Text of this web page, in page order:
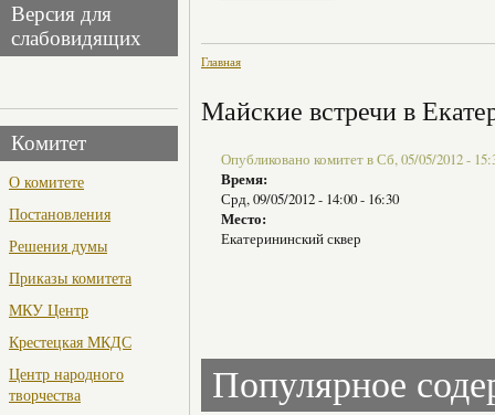
Версия для
слабовидящих
Комитет
О комитете
Постановления
Решения думы
Приказы комитета
МКУ Центр
Крестецкая МКДС
Центр народного
творчества
Главная
Майские встречи в
Опубликовано комитет в Сб, 05/05/2012 -
Время:
Срд, 09/05/2012 - 14:00- 16:30
Место:
Екатерининский сквер
Популярное